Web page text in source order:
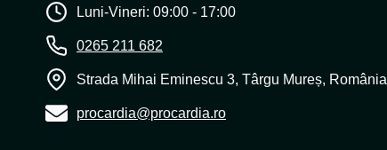
Luni-Vineri: 09:00 - 17:00
0265 211 682
Strada Mihai Eminescu 3, Târgu Mureș, România
procardia@procardia.ro